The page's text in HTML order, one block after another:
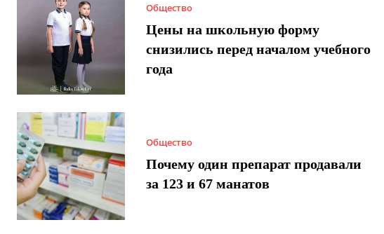
Общество
Цены на школьную форму
снизились перед началом учебного
года
Общество
Почему один препарат продавали
за 123 и 67 манатов